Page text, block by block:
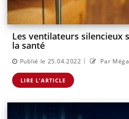
Les ventilateurs silencieux
la santé
Publié le 25.04.2022 | Par
LIRE L'ARTICLE